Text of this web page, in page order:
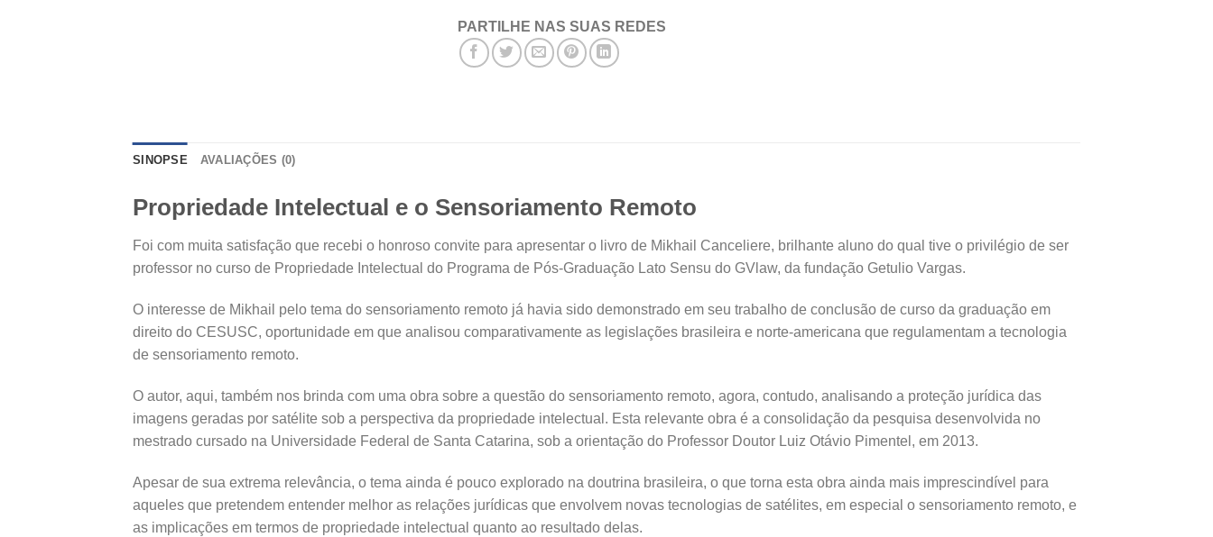
PARTILHE NAS SUAS REDES
SINOPSE AVALIAÇÕES (0)
Propriedade Intelectual e o Sensoriamento Remoto
Foi com muita satisfação que recebi o honroso convite para apresentar o livro de Mikhail Canceliere, brilhante aluno do qual tive o privilégio de ser
professor no curso de Propriedade Intelectual do Programa de Pós-Graduação Lato Sensu do GVlaw, da fundação Getulio Vargas.
O interesse de Mikhail pelo tema do sensoriamento remoto já havia sido demonstrado em seu trabalho de conclusão de curso da graduação em
direito do CESUSC, oportunidade em que analisou comparativamente as legislações brasileira e norte-americana que regulamentam a tecnologia
de sensoriamento remoto.
O autor, aqui, também nos brinda com uma obra sobre a questão do sensoriamento remoto, agora, contudo, analisando a proteção jurídica das
imagens geradas por satélite sob a perspectiva da propriedade intelectual. Esta relevante obra é a consolidação da pesquisa desenvolvida no
mestrado cursado na Universidade Federal de Santa Catarina, sob a orientação do Professor Doutor Luiz Otávio Pimentel, em 2013.
Apesar de sua extrema relevância, o tema ainda é pouco explorado na doutrina brasileira, o que torna esta obra ainda mais imprescindível para
aqueles que pretendem entender melhor as relações jurídicas que envolvem novas tecnologias de satélites, em especial o sensoriamento remoto, e
as implicações em termos de propriedade intelectual quanto ao resultado delas.